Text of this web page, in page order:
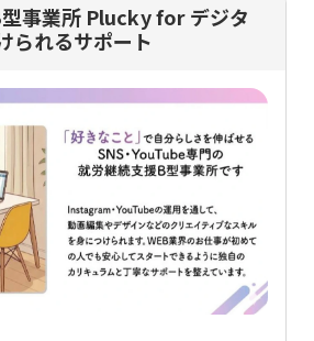
事業所 Plucky for デジタ
られるサポート